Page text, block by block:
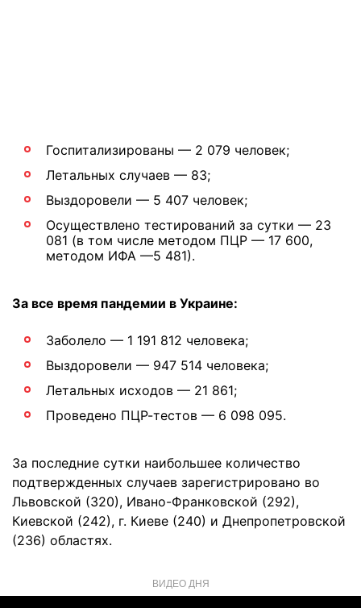
Госпитализированы — 2 079 человек;
Летальных случаев — 83;
Выздоровели — 5 407 человек;
Осуществлено тестирований за сутки — 23
081 (в том числе методом ПЦР — 17 600,
методом ИФА —5 481).
За все время пандемии в Украине:
Заболело — 1 191 812 человека;
Выздоровели — 947 514 человека;
Летальных исходов — 21 861;
Проведено ПЦР-тестов — 6 098 095.
За последние сутки наибольшее количество
подтвержденных случаев зарегистрировано во
Львовской (320), Ивано-Франковской (292),
Киевской (242), г. Киеве (240) и Днепропетровской
(236) областях.
ВИДЕО ДНЯ